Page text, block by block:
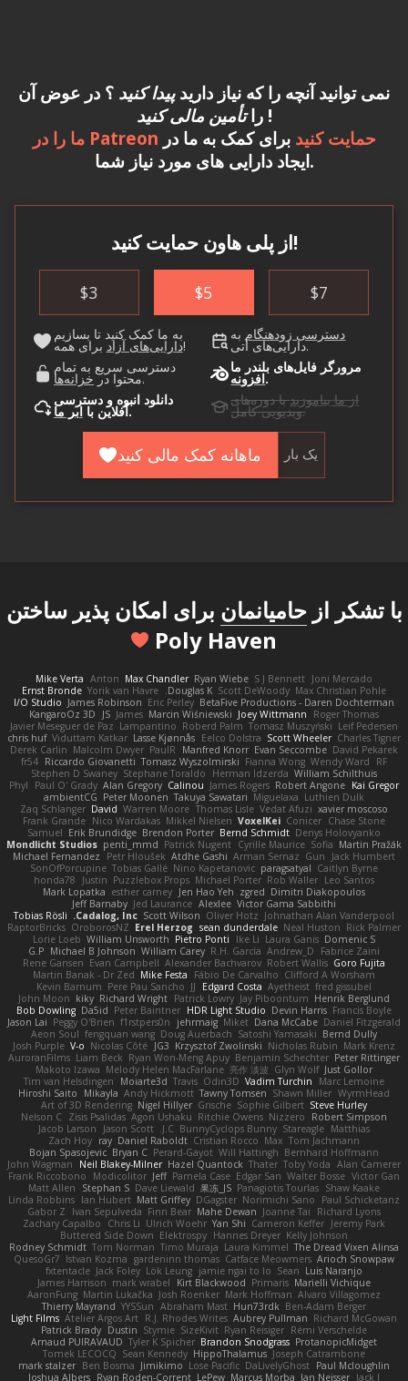
نمی توانید آنچه را که نیاز داریدپیدا کنید ؟ در عوض آن
راتأمین مالی کنید
!
ما را در Patreon حمایت کنید برای کمک به ما در
ایجاد دارایی های مورد نیاز شما.
از پلی هاون حمایت کنید!
$3 $5 $7
به ما کمک کنید تا بسازیم
دارایی‌های آزادبرای همه!
دسترسی زودهنگام به
دارایی‌های آتی.
دسترسی سریع به تمام
محتوا درخزانه‌ها .
مرورگر فایل‌های بلندر ما
افزونه.
دانلود انبوه و دسترسی
آفلاین با ابر ما .
از ما بیاموزیدبا دوره‌های
ویدیویی کامل.
ماهانه کمک مالی کنید یک بار
با تشکر از حامیانمان برای امکان پذیر ساختن
Poly Haven
Joni Mercado
S J Bennett
Ryan Wiebe
Max Chandler
Anton
Mike Verta
Max Christian Pohle
Scott DeWoody
Douglas K.
Yorik van Havre
Ernst Bronde
BetaFive Productions - Daren Dochterman
Eric Perley
James Robinson
I/O Studio
Roger Thomas
Joey Wittmann
Marcin Wiśniewski
James
JS
KangaroOz 3D
Leif Pedersen
Tomasz Muszyński
Roberd Palm
Lampantino
Javier Meseguer de Paz
Charles Tigner
Scott Wheeler
Eelco Dolstra
Lasse Kjønnås
Viduttam Katkar
chris huf
David Pekarek
Evan Seccombe
Manfred Knorr
PaulR
Malcolm Dwyer
Derek Carlin
RF
Wendy Ward
Fianna Wong
Tomasz Wyszolmirski
Riccardo Giovanetti
fr54
William Schilthuis
Herman Idzerda
Stephane Toraldo
Stephen D Swaney
Kai Gregor
Robert Angone
James Rogers
Calinou
Alan Gregory
Paul O' Grady
Phyl
Luthien Dulk
Miguelaxa
Takuya Sawatari
Peter Moonen
ambientCG
xavier moscoso
Vedat Afuzi
Thomas Lisle
Warren Moore
David
Zaq Schlanger
Chase Stone
Conicer
VoxelKei
Mikkel Nielsen
Nico Wardakas
Frank Grande
Denys Holovyanko
Bernd Schmidt
Brendon Porter
Erik Brundidge
Samuel
Martin Pražák
Sofia
Cyrille Maurice
Patrick Nugent
penti_mmd
Mondlicht Studios
Jack Humbert
Gun
Arman Sernaz
Atdhe Gashi
Petr Hloušek
Michael Fernandez
Caitlyn Byrne
paragsatyal
Nino Kapetanovic
Tobias Gallé
SonOfPorcupine
Leo Santos
Rob Waller
Michael Porter
Puzzlebox Props
Justin
honda78
Dimitri Diakopoulos
zgred
Jen Hao Yeh
esther carney
Mark Lopatka
Victor Gama Sabbithi
Alexlee
Jed Laurance
Jeff Barnaby
Johnathan Alan Vanderpool
Oliver Hotz
Scott Wilson
Cadalog, Inc.
Tobias Rösli
Rick Palmer
Neal Huston
sean dunderdale
Erel Herzog
OroborosNZ
RaptorBricks
Domenic S
Laura Ganis
Ike Li
Pietro Ponti
William Unsworth
Lorie Loeb
Fabrice Zaini
Andrew_D
R.H. García
William Carey
Michael B Johnson
G.P
Goro Fujita
Robert Wallis
Alexander Bachvarov
Evan Campbell
Rene Gansen
Clifford A Worsham
Fábio De Carvalho
Mike Festa
Martin Banak - Dr Zed
fred gissubel
Ayetheist
Edgard Costa
JJ
Pere Pau Sancho
Kevin Barnum
Henrik Berglund
Jay Piboontum
Patrick Lowry
Richard Wright
kiky
John Moon
Francis Boyle
Devin Harris
HDR Light Studio
Peter Baintner
Da5id
Bob Dowling
Daniel Fitzgerald
Dana McCabe
Miket
jehrmaig
f1rstpers0n
Peggy O'Brien
Jason Lai
Bernd Dully
Satoshi Yamasaki
Doug Auerbach
fengquan wang
Aeon Soul
Mark Krenz
Nicholas Rubin
Krzysztof Zwolinski
JG3
Nicolas Côté
V-o
Josh Purple
Peter Rittinger
Benjamin Schechter
Ryan Won-Meng Apuy
Liam Beck
AuroranFilms
Just Gollor
Glyn Wolf
亮作 淡波
Melody Helen MacFarlane
Makoto Izawa
Marc Lemoine
Vadim Turchin
Odin3D
Travis
Moiarte3d
Tim van Helsdingen
WyrmHead
Shawn Miller
Tawny Tomsen
Andy Hickmott
Mikayla
Hiroshi Saito
Steve Hurley
Sophie Gilbert
Grische
Nigel Hillyer
Art of 3D Rendering
Robert Simpson
Nizzero
Ritchie Owens
Agon Ushaku
Zisis Psalidas
Nelson C
Matthias
Stareagle
BunnyCyclops Bunny
J.C.
Jason Scott
Jacob Larson
Tom Jachmann
Max
Cristian Rocco
Daniel Raboldt
ray
Zach Hoy
Bernhard Hoffmann
Will Hattingh
Perard-Gayot
Bryan C
Bojan Spasojevic
Alan Camerer
Toby Yoda
Thater
Hazel Quantock
Neil Blakey-Milner
John Wagman
Victor Gan
Walter Bosse
Edgar San
Pamela Case
Jeff
Modicolitor
Frank Riccobono
Shaw Kaake
Panagiotis Tourlas
果冻_JS
Dave Liewald
Stephan S
Matt Allen
Paul Schicketanz
Norimichi Sano
DGagster
Matt Griffey
Ian Hubert
Linda Robbins
Richard Lyons
Joanne Tai
Mahe Dewan
Finn Bear
Ivan Sepulveda
Gabor Z
Jeremy Park
Cameron Keffer
Yan Shi
Ulrich Woehr
Chris Li
Zachary Capalbo
Kelly Johnson
Hannes Dreyer
Elektrospy
Buttered Side Down
The Dread Vixen Alinsa
Laura Kimmel
Timo Muraja
Tom Norman
Rodney Schmidt
Arioch Snowpaw
Catface Meowmers
gardeninn thomas
Istvan Kozma
QuesoGr7
Luis Naranjo
Sean
jamie ngai to lo
Lök Leung
Jack Foley
fxtentacle
Marielli Vichique
Primaris
Kirt Blackwood
mark wrabel
James Harrison
Alvaro Villagomez
Mark Hoffman
Josh Roenker
Martin Lukačka
AaronFung
Ben-Adam Berger
Hun73rdk
Abraham Mast
YYSSun
Thierry Mayrand
Richard McGowan
Aubrey Pullman
R.J. Rhodes Writes
Atelier Argos Art
Light Films
Rémi Verschelde
Ryan Reisiger
SizeKivit
Stymie
Dustin
Patrick Brady
ProtanopicMidget
Brandon Snodgrass
Tyler K Spicher
Arnaud PUIRAVAUD
Joseph Catrambone
HippoThalamus
Sean Kennedy
Tomek LECOCQ
Paul Mcloughlin
DaLivelyGhost
Lose Pacific
Jimikimo
Ben Bosma
mark stalzer
Jack J
Ian Neisser
Marcus Morba
LePew
Ryan Roden-Corrent
Joshua Albers